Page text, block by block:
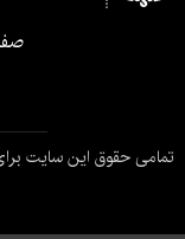
تمامی حقوق این سایت